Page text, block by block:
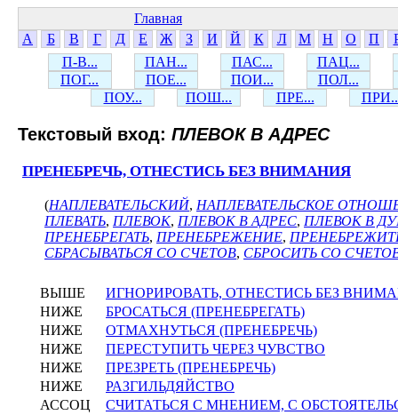
Главная
А
Б В Г Д Е Ж З И Й К Л М Н О П
П-В...
ПАН... ПАС...
ПАЦ...
ПОГ...
ПОЕ... ПОИ...
ПОЛ...
ПОУ...
ПОШ... ПРЕ...
Текстовый вход: ПЛЕВОК В АДРЕС
ПРЕНЕБРЕЧЬ, ОТНЕСТИСЬ БЕЗ ВНИМАНИЯ
(НАПЛЕВАТЕЛЬСКИЙ, НАПЛЕВАТЕЛЬСКОЕ
ПЛЕВАТЬ, ПЛЕВОК, ПЛЕВОК В АДРЕС, ПЛЕВОК В
ПРЕНЕБРЕГАТЬ, ПРЕНЕБРЕЖЕНИЕ,
СБРАСЫВАТЬСЯ СО СЧЕТОВ, СБРОСИТЬ СО
ВЫШЕ
ИГНОРИРОВАТЬ, ОТНЕСТИСЬ БЕЗ
НИЖЕ
БРОСАТЬСЯ (ПРЕНЕБРЕГАТЬ)
НИЖЕ
ОТМАХНУТЬСЯ (ПРЕНЕБРЕЧЬ)
НИЖЕ
ПЕРЕСТУПИТЬ ЧЕРЕЗ ЧУВСТВО
НИЖЕ
ПРЕЗРЕТЬ (ПРЕНЕБРЕЧЬ)
НИЖЕ
РАЗГИЛЬДЯЙСТВО
АССОЦ
СЧИТАТЬСЯ С МНЕНИЕМ, С